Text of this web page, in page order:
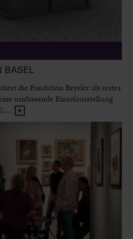
BASEL
die Fondation Beyeler als erstes
umfassende Einzelausstellung